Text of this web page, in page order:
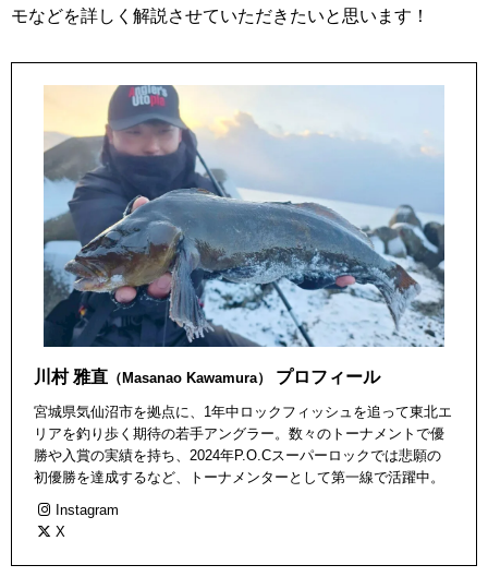
モなどを詳しく解説させていただきたいと思います！
川村 雅直 （Masanao Kawamura） プロフィール
宮城県気仙沼市を拠点に、1年中ロックフィッシュを追って東北エ
リアを釣り歩く期待の若手アングラー。数々のトーナメントで優
勝や入賞の実績を持ち、2024年P.O.Cスーパーロックでは悲願の
初優勝を達成するなど、トーナメンターとして第一線で活躍中。
Instagram
X